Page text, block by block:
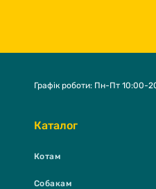
Каталог
Котам
Собакам
Графік роботи: Пн-Пт 10:00-